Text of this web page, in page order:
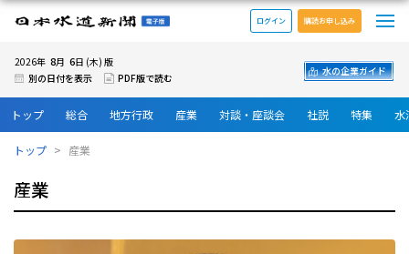
日本水道新聞 電子版
ログイン 購読お申し込み
2026年 8月 6日 (木) 版
別の日付を表示
PDF版で読む
水の企業ガイド
トップ 総合 地方行政 産業 対談・座談会 社説 特集 水
トップ 産業
産業